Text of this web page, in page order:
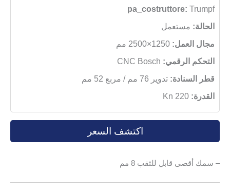
pa_costruttore: Trumpf
الحالة: مستعمل
مجال العمل:
التحكم الرقمي:
قطر السنادة: تدوير 76 مم / مربع 52 مم
القدرة:
اكتشف السعر
– سمك أقصى قابل للثقب 8 مم